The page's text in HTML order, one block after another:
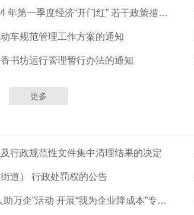
经济“开门红” 若干政策措施的通知（失效）
车规范管理工作方案的通知
书坊运行管理暂行办法的通知
更多
行政规范性文件集中清理结果的决定
道） 行政处罚权的公告
“我为企业降成本”专项行动的实施意见》 的通知